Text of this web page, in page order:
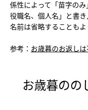
係性によって「苗字のみ
役職名、個人名」と書
名前は省略することもよ
参考： お歳暮のお返し
お歳暮のの